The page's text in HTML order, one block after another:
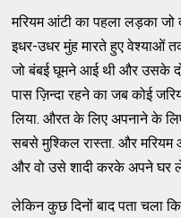
मरियम आंटी का पहला लड़का जो
इधर-उधर मुंह मारते हुए वेश्याओं
जो बंबई घूमने आई थी और उसके
पास ज़िन्दा रहने का जब कोई
लिया. औरत के लिए अपनाने के
सबसे मुश्किल रास्ता. और
और वो उसे शादी करके अपने घर
लेकिन कुछ दिनों बाद पता चला